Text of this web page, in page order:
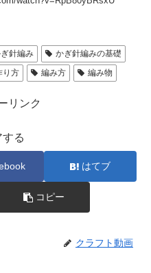
針編み
かぎ針編みの基礎
り方 編み方 編み物
リンク
する
はてブ
コピー
クラフト動画